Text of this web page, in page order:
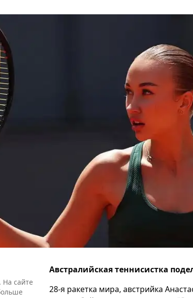
сайте
Австралийская теннисистка
28-я ракетка мира, австрийка